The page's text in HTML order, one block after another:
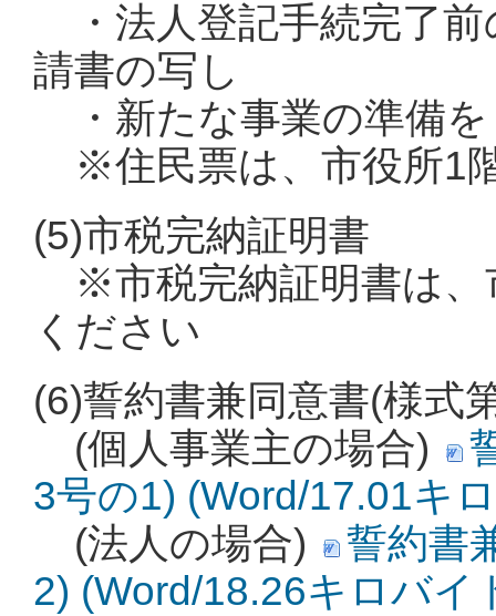
・法人登記手続完了前
請書の写し
・新たな事業の準備
※住民票は、市役所1
(5)市税完納証明書
※市税完納証明書は、
ください
(6)誓約書兼同意書(様式
(個人事業主の場合)
3号の1) (Word/17.01キ
(法人の場合)
誓約書
2) (Word/18.26キロバイ